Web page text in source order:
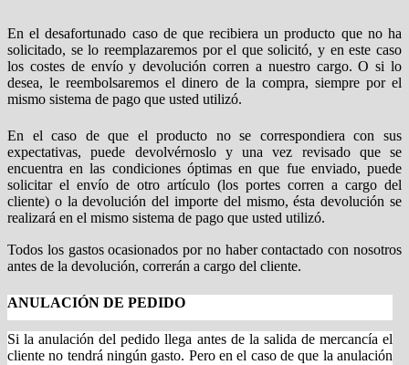
En el desafortunado caso de que recibiera un producto que no ha
solicitado, se lo reemplazaremos por el que solicitó, y en este caso
los costes de envío y devolución corren a nuestro cargo. O si lo
desea, le reembolsaremos el dinero de la compra, siempre por el
mismo sistema de pago que usted utilizó.
En el caso de que el producto no se correspondiera con sus
expectativas, puede devolvérnoslo y una vez revisado que se
encuentra en las condiciones óptimas en que fue enviado, puede
solicitar el envío de otro artículo (los portes corren a cargo del
cliente) o la devolución del importe del mismo, ésta devolución se
realizará en el mismo sistema de pago que usted utilizó.
Todos los gastos ocasionados por no haber contactado con nosotros
antes de la devolución, correrán a cargo del cliente.
ANULACIÓN DE PEDIDO
Si la anulación del pedido llega antes de la salida de mercancía el
cliente no tendrá ningún gasto. Pero en el caso de que la anulación